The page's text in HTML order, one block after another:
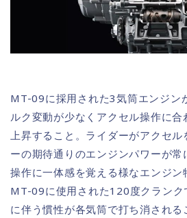
MT-09に採用された3気筒エンジン
ルク変動が少なくアクセル操作に
上昇すること。ライダーがアクセ
ーの期待通りのエンジンパワーが常
操作に一体感を覚える様なエンジン
MT-09に使用された120度クランク
に伴う慣性が各気筒で打ち消される